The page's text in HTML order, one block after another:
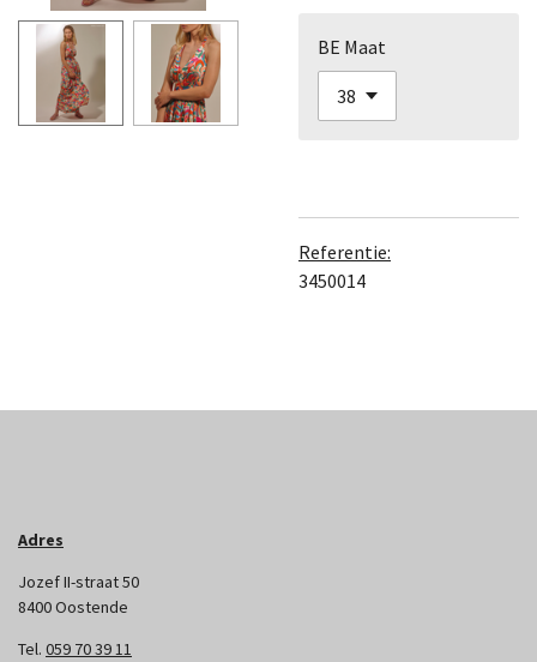
BE Maat
Referentie:
3450014
Adres
Jozef II-straat 50
8400 Oostende
Tel. 059 70 39 11